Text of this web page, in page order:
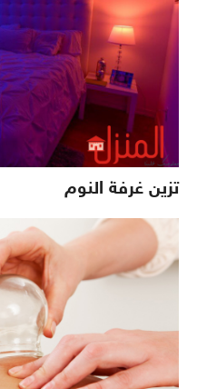
تزين غرفة النوم